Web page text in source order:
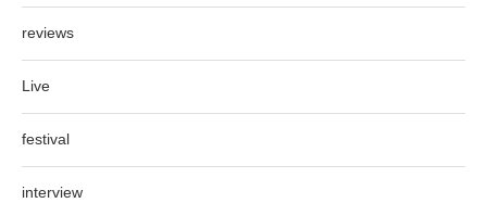
reviews
Live
festival
interview